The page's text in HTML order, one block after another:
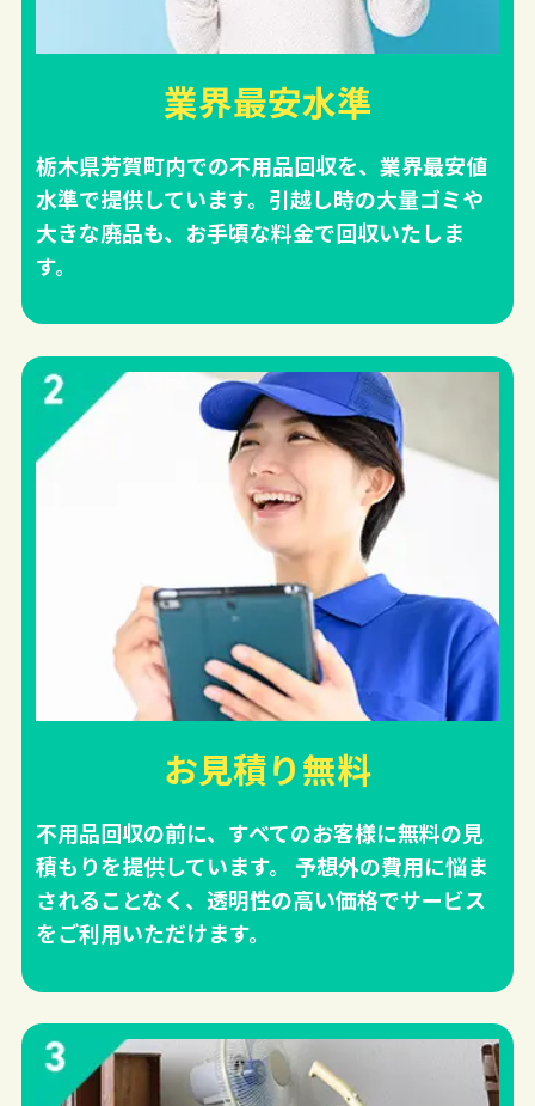
業界最安水準
栃木県芳賀町内での不用品回収を、業界最安値
水準で提供しています。引越し時の大量ゴミや
大きな廃品も、お手頃な料金で回収いたしま
す。
お見積り無料
不用品回収の前に、すべてのお客様に無料の見
積もりを提供しています。 予想外の費用に悩ま
されることなく、透明性の高い価格でサービス
をご利用いただけます。